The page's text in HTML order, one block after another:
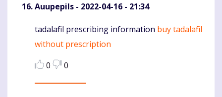
Auupepils - 2022-04-16 - 21:34
Komentaras
tadalafil prescribing information buy tadalafil
without prescription
0
0